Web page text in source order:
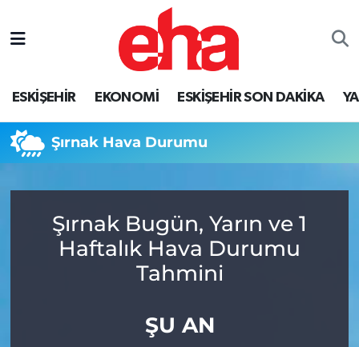
ESKİŞEHİR EKONOMİ ESKİŞEHİR SON DAKİKA
Şırnak Hava Durumu
Şırnak Bugün, Yarın ve 1
Haftalık Hava Durumu
Tahmini
ŞU AN